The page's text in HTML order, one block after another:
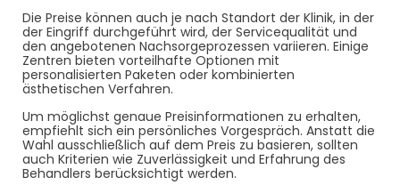
Die Preise können auch je nach Standort der Klinik, in der
der Eingriff durchgeführt wird, der Servicequalität und
den angebotenen Nachsorgeprozessen variieren. Einige
Zentren bieten vorteilhafte Optionen mit
personalisierten Paketen oder kombinierten
ästhetischen Verfahren.
Um möglichst genaue Preisinformationen zu erhalten,
empfiehlt sich ein persönliches Vorgespräch. Anstatt die
Wahl ausschließlich auf dem Preis zu basieren, sollten
auch Kriterien wie Zuverlässigkeit und Erfahrung des
Behandlers berücksichtigt werden.